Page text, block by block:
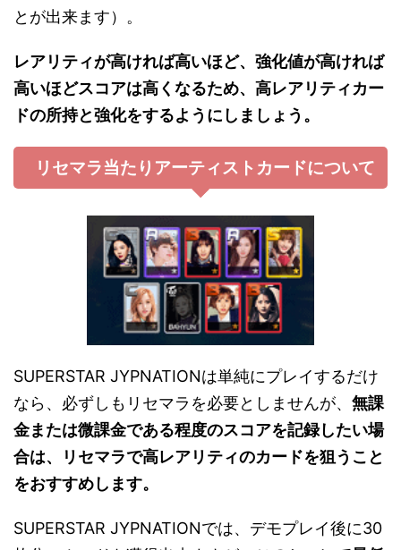
とが出来ます）。
レアリティが高ければ高いほど、強化値が高ければ
高いほどスコアは高くなるため、高レアリティカー
ドの所持と強化をするようにしましょう。
リセマラ当たりアーティストカードについて
SUPERSTAR JYPNATIONは単純にプレイするだけ
なら、必ずしもリセマラを必要としませんが、 無課
金または微課金である程度のスコアを記録したい場
合は、リセマラで高レアリティのカードを狙うこと
をおすすめします。
SUPERSTAR JYPNATIONでは、デモプレイ後に30